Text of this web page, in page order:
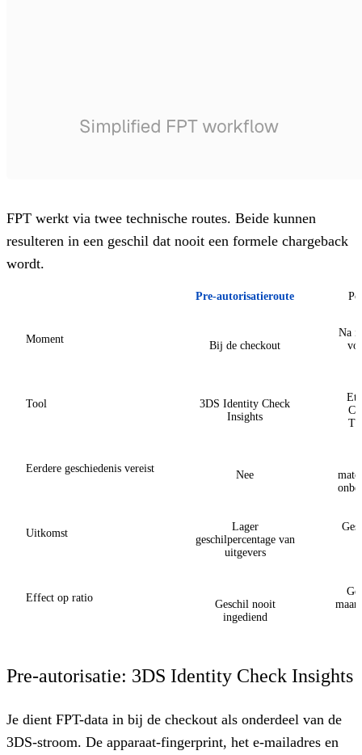
FPT werkt via twee technische routes. Beide kunnen
resulteren in een geschil dat nooit een formele chargeback
wordt.
Pre-autorisatieroute
Moment
Bij de checkout
Na
Tool
3DS Identity Check
Insights
Eerdere geschiedenis vereist
Nee
Uitkomst
Lager
geschilpercentage van
uitgevers
Effect op ratio
Geschil nooit
ingediend
maar
Pre-autorisatie: 3DS Identity Check Insights
Je dient FPT-data in bij de checkout als onderdeel van de
3DS-stroom. De apparaat-fingerprint, het e-mailadres en